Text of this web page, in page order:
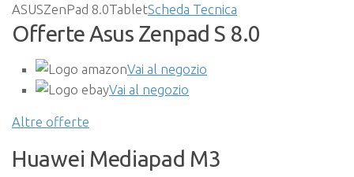
ASUSZenPad 8.0TabletScheda Tecnica
Offerte Asus Zenpad S 8.0
Vai al negozio
Vai al negozio
Altre offerte
Huawei Mediapad M3